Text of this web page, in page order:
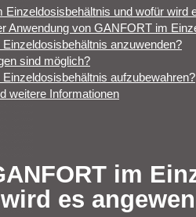
Einzeldosisbehältnis und wofür wird
Anwendung von GANFORT im
anzuwenden?
sind möglich?
aufzubewahren?
weitere Informationen
im
es